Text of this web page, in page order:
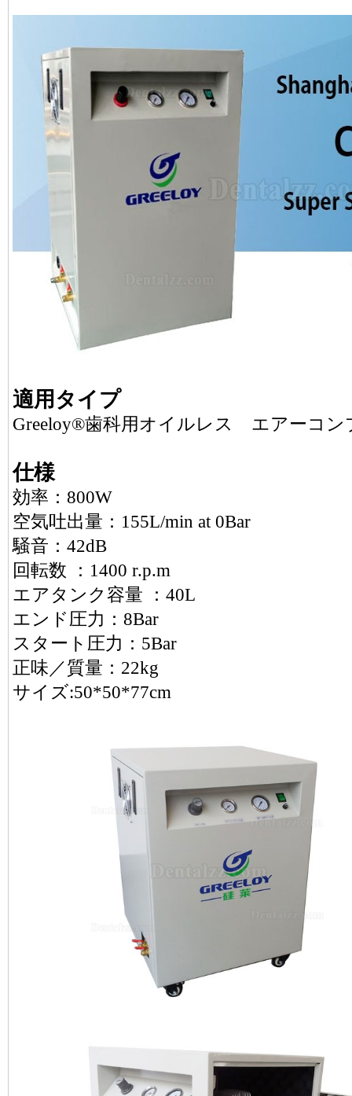
適用タイプ
Greeloy®歯科用オイルレス エアーコ
仕様
効率：800W
空気吐出量：155L/min at 0Bar
騒音：42dB
回転数 ：1400 r.p.m
エアタンク容量 ：40L
エンド圧力：8Bar
スタート圧力：5Bar
正味／質量：22kg
サイズ:50*50*77cm